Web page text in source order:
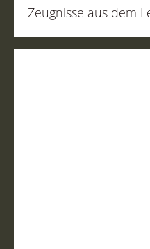
Zeugnisse aus dem